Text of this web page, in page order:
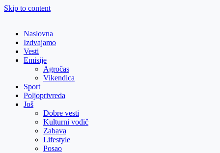
Skip to content
Naslovna
Izdvajamo
Vesti
Emisije
Agročas
Vikendica
Sport
Poljoprivreda
Još
Dobre vesti
Kulturni vodič
Zabava
Lifestyle
Posao